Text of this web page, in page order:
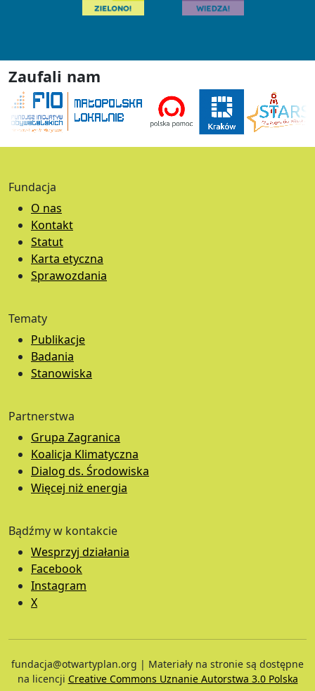
Zaufali nam
Fundacja
O nas
Kontakt
Statut
Karta etyczna
Sprawozdania
Tematy
Publikacje
Badania
Stanowiska
Partnerstwa
Grupa Zagranica
Koalicja Klimatyczna
Dialog ds. Środowiska
Więcej niż energia
Bądźmy w kontakcie
Wesprzyj działania
Facebook
Instagram
X
fundacja@otwartyplan.org | Materiały na stronie są dostępne
na licencji Creative Commons Uznanie Autorstwa 3.0 Polska